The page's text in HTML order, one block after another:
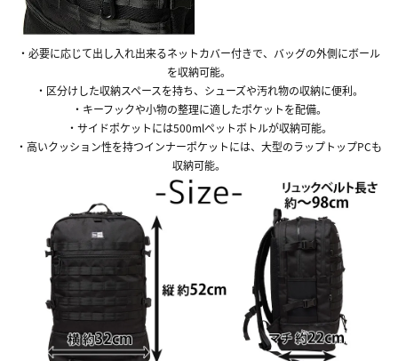
・必要に応じて出し入れ出来るネットカバー付きで、バッグの外側にボール
を収納可能。
・区分けした収納スペースを持ち、シューズや汚れ物の収納に便利。
・キーフックや小物の整理に適したポケットを配備。
・サイドポケットには500mlペットボトルが収納可能。
・高いクッション性を持つインナーポケットには、大型のラップトップPCも
収納可能。